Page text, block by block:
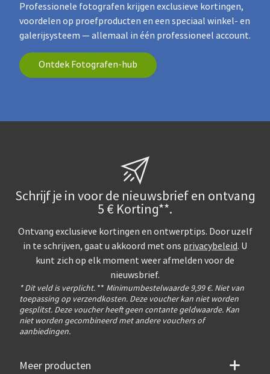
Professionele fotografen krijgen exclusieve kortingen,
voordelen op proefproducten en een speciaal winkel- en
galerijsysteem — allemaal in één professioneel account.
Ontdek Fotografen-hub
Schrijf je in voor de nieuwsbrief en ontvang
5 € Korting**.
Ontvang exclusieve kortingen en ontwerptips. Door uzelf
in te schrijven, gaat u akkoord met ons privacybeleid. U
kunt zich op elk moment weer afmelden voor de
nieuwsbrief.
* Dit veld is verplicht. ** Minimumbestelwaarde 9,99 €. Niet van
toepassing op verzendkosten. Deze voucher kan niet worden
gesplitst. Deze voucher heeft geen contante geldwaarde. Kan
niet worden gecombineerd met andere vouchers of
aanbiedingen.
Meer producten